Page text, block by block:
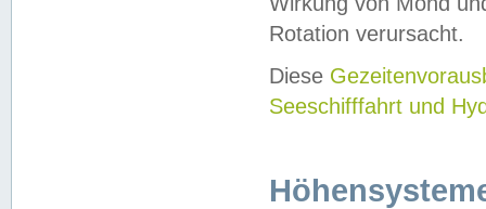
Rotation verursacht.
Diese
Seeschifffahrt und